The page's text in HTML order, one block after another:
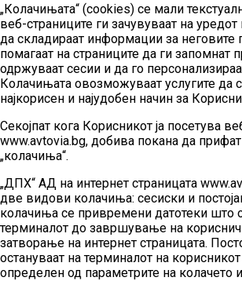
„Колачињата“ (cookies) се мали
веб-страниците ги зачувуваат на
да складираат информации за неговите
помагаат на страниците да ги запомнат
одржуваат сесии и да го
Колачињата овозможуваат услугите да
најкорисен и најудобен начин за
Секојпат кога Корисникот ја посетува
www.avtovia.bg, добива покана да
„колачиња“.
„ДПХ“ АД на интернет страницата
две видови колачиња: сесиски и
колачиња се привремени датотеки што
терминалот до завршување на
затворање на интернет страницата.
остануваат на терминалот на
определен од параметрите на колачето